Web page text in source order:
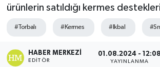
ürünlerin satıldığı kermes
#Torbalı #Kermes #Ikbal
HABER MERKEZI
EDITÖR
01.08.2024 - 12:08
YAYINLANMA
Tüm Manşetler
Haber Arşivi